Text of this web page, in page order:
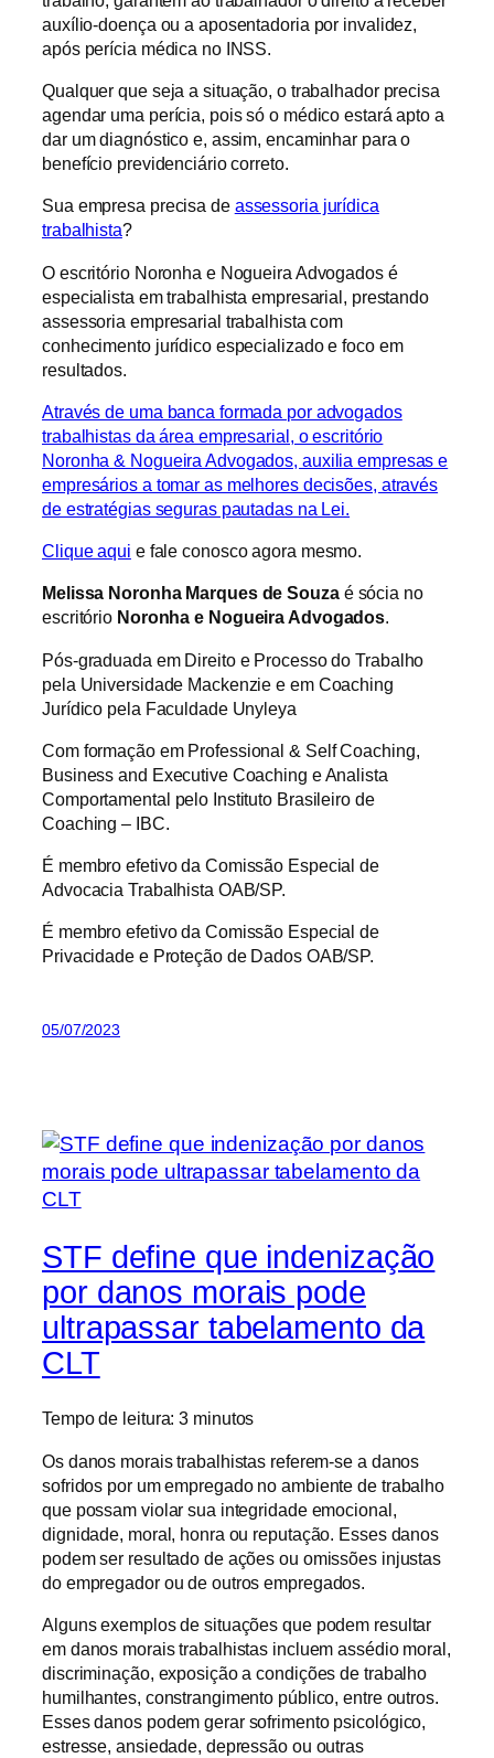
auxílio-doença ou a aposentadoria por invalidez,
após perícia médica no INSS.
Qualquer que seja a situação, o trabalhador precisa
agendar uma perícia, pois só o médico estará apto a
dar um diagnóstico e, assim, encaminhar para o
benefício previdenciário correto.
Sua empresa precisa de assessoria jurídica
trabalhista?
O escritório Noronha e Nogueira Advogados é
especialista em trabalhista empresarial, prestando
assessoria empresarial trabalhista com
conhecimento jurídico especializado e foco em
resultados.
Através de uma banca formada por advogados
trabalhistas da área empresarial, o escritório
Noronha & Nogueira Advogados, auxilia empresas e
empresários a tomar as melhores decisões, através
de estratégias seguras pautadas na Lei.
Clique aqui e fale conosco agora mesmo.
Melissa Noronha Marques de Souza é sócia no
escritório Noronha e Nogueira Advogados.
Pós-graduada em Direito e Processo do Trabalho
pela Universidade Mackenzie e em Coaching
Jurídico pela Faculdade Unyleya
Com formação em Professional & Self Coaching,
Business and Executive Coaching e Analista
Comportamental pelo Instituto Brasileiro de
Coaching – IBC.
É membro efetivo da Comissão Especial de
Advocacia Trabalhista OAB/SP.
É membro efetivo da Comissão Especial de
Privacidade e Proteção de Dados OAB/SP.
05/07/2023
STF define que indenização
por danos morais pode
ultrapassar tabelamento da
CLT
Tempo de leitura:3 minutos
Os danos morais trabalhistas referem-se a danos
sofridos por um empregado no ambiente de trabalho
que possam violar sua integridade emocional,
dignidade, moral, honra ou reputação. Esses danos
podem ser resultado de ações ou omissões injustas
do empregador ou de outros empregados.
Alguns exemplos de situações que podem resultar
em danos morais trabalhistas incluem assédio moral,
discriminação, exposição a condições de trabalho
humilhantes, constrangimento público, entre outros.
Esses danos podem gerar sofrimento psicológico,
estresse, ansiedade, depressão ou outras